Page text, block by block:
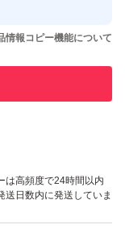
た実績があります
あります
は高頻度で24時間以内
送日数内に発送していま
情報コピー機能について